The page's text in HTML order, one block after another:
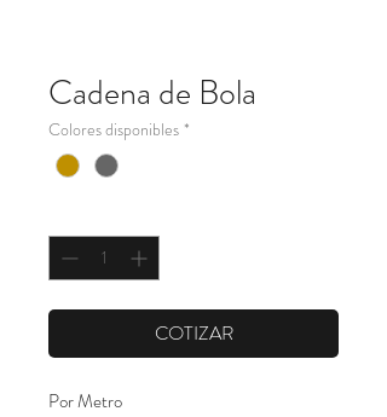
Cadena de Bola
Colores disponibles *
COTIZAR
Por Metro